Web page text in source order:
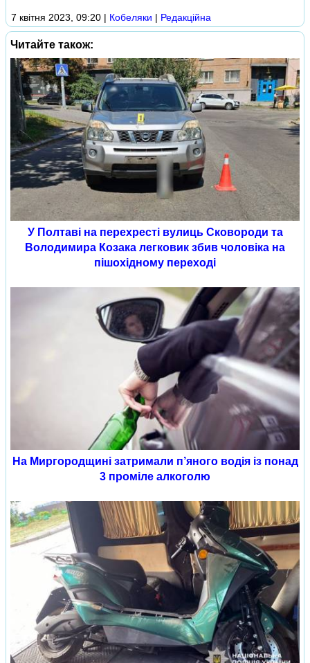
7 квітня 2023, 09:20 | Кобеляки | Редакційна
Читайте також:
У Полтаві на перехресті вулиць Сковороди та
Володимира Козака легковик збив чоловіка на
пішохідному переході
На Миргородщині затримали п’яного водія із понад
3 проміле алкоголю